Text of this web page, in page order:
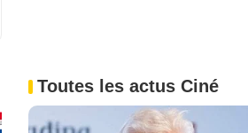
Toutes les actus Ciné